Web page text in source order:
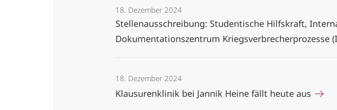
18. Dezember 2024
Stellenausschreibung: Studentische Hilfskraft,
Dokumentationszentrum Kriegsverbrecherprozesse
18. Dezember 2024
Klausurenklinik bei Jannik Heine fällt heute aus